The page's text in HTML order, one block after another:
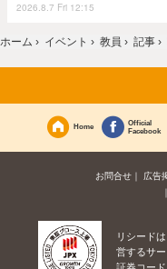
2026.8.7 Fri 12:15
ホーム › イベント › 教員 › 記事 ›
Home
Official
Facebook
お問合せ 広告
リシード
営するサー